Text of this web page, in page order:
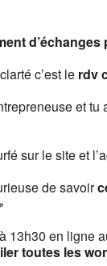
c’est le rdv
et tu
sur le site et
de savoir
13h30 en ligne
toutes les